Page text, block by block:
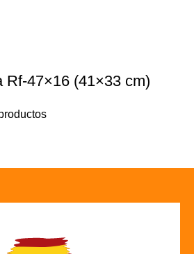
Rf-47×16 (41×33 cm)